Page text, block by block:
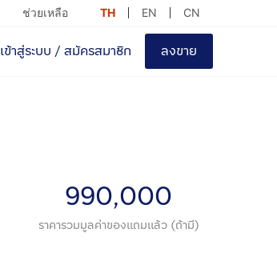
ช่วยเหลือ TH EN CN
เข้าสู่ระบบ / สมัครสมาชิก ลงขาย
990,000
ราคารวมมูลค่าของแถมแล้ว (ถ้ามี)